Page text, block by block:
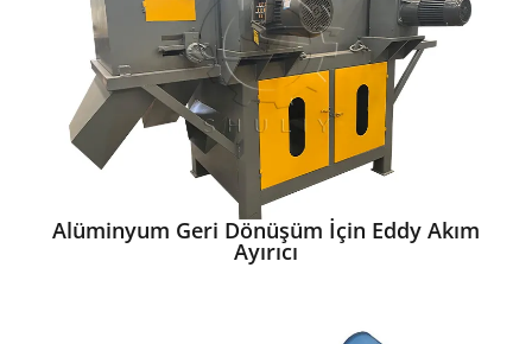
Alüminyum Geri Dönüşüm İçin Eddy Akım
Ayırıcı